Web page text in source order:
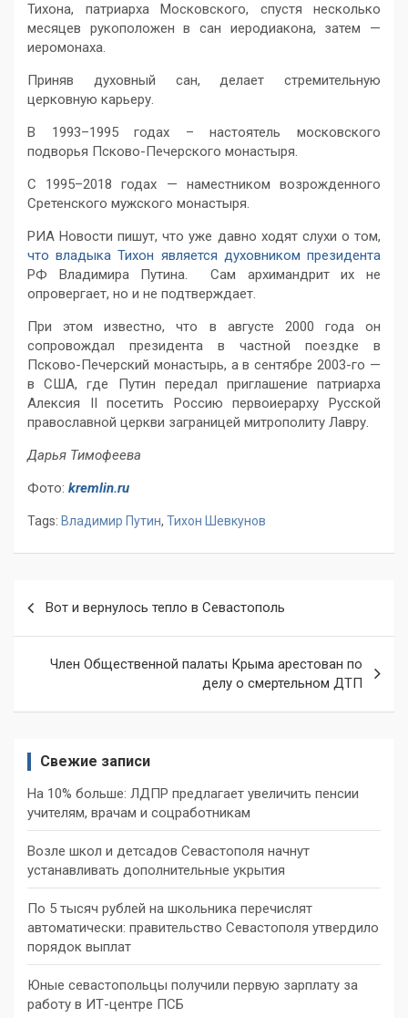
Тихона, патриарха Московского, спустя несколько
месяцев рукоположен в сан иеродиакона, затем —
иеромонаха.
Приняв духовный сан, делает стремительную
церковную карьеру.
В 1993–1995 годах – настоятель московского
подворья Псково-Печерского монастыря.
С 1995–2018 годах — наместником возрожденного
Сретенского мужского монастыря.
РИА Новости пишут, что уже давно ходят слухи о том,
что владыка Тихон является духовником президента
РФ Владимира Путина. Сам архимандрит их не
опровергает, но и не подтверждает.
При этом известно, что в августе 2000 года он
сопровождал президента в частной поездке в
Псково-Печерский монастырь, а в сентябре 2003-го —
в США, где Путин передал приглашение патриарха
Алексия II посетить Россию первоиерарху Русской
православной церкви заграницей митрополиту Лавру.
Дарья Тимофеева
Фото: kremlin.ru
Tags: Владимир Путин, Тихон Шевкунов
записям
Вот и вернулось тепло в Севастополь
Член Общественной палаты Крыма арестован по
делу о смертельном ДТП
Свежие записи
На 10% больше: ЛДПР предлагает увеличить пенсии
учителям, врачам и соцработникам
Возле школ и детсадов Севастополя начнут
устанавливать дополнительные укрытия
По 5 тысяч рублей на школьника перечислят
автоматически: правительство Севастополя утвердило
порядок выплат
Юные севастопольцы получили первую зарплату за
работу в ИТ-центре ПСБ